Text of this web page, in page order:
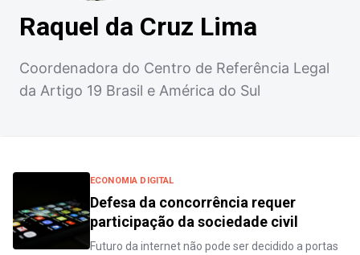
Raquel da Cruz Lima
Coordenadora do Centro de Referência Legal
da Artigo 19 Brasil e América do Sul
ECONOMIA DIGITAL
Defesa da concorrência requer
participação da sociedade civil
Futuro da internet não pode ser decidido a portas